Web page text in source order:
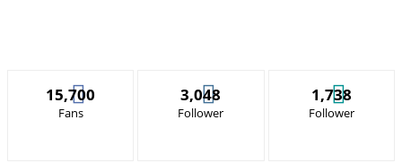
15,700
Fans
3,048
Follower
1,738
Follower